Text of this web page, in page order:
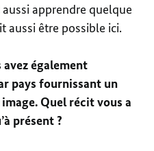
apprendre quelque
aussi être possible ici.
également
pays fournissant un
Quel récit vous a
présent ?